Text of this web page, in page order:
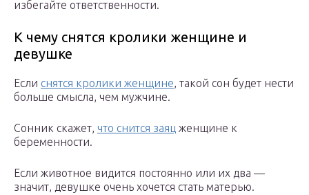
избегайте ответственности.
К чему снятся кролики женщине и
девушке
Если снятся кролики женщине, такой сон будет нести
больше смысла, чем мужчине.
Сонник скажет, что снится заяц женщине к
беременности.
Если животное видится постоянно или их два —
значит, девушке очень хочется стать матерью.